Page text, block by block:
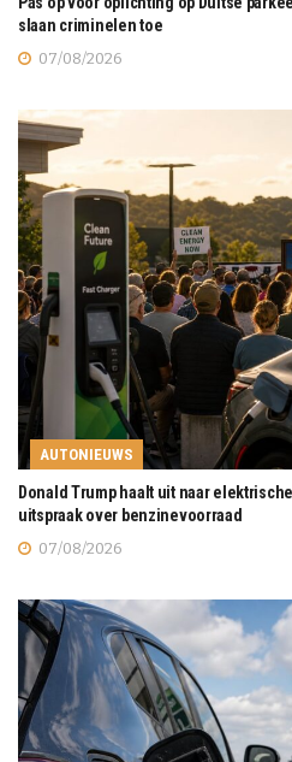
slaan criminelen toe
07/08/2026
AUTONIEUWS
Donald Trump haalt uit naar
uitspraak over benzinevoorraad
07/08/2026